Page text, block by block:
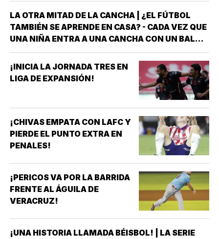
LA OTRA MITAD DE LA CANCHA | ¿EL FÚTBOL
TAMBIÉN SE APRENDE EN CASA? - CADA VEZ QUE
UNA NIÑA ENTRA A UNA CANCHA CON UN BALÓN
BAJO EL BRAZO, NO LLEGA SOLA *DETRÁS DE
ELLA SIEMPRE HAY ALGUIEN QUE LA LLEVÓ AL
ENTRENAMIENTO, QUE HIZO EL ESFUERZO…
¡INICIA LA JORNADA TRES EN
LIGA DE EXPANSIÓN!
¡CHIVAS EMPATA CON LAFC Y
PIERDE EL PUNTO EXTRA EN
PENALES!
¡PERICOS VA POR LA BARRIDA
FRENTE AL ÁGUILA DE
VERACRUZ!
¡UNA HISTORIA LLAMADA BÉISBOL! | LA SERIE